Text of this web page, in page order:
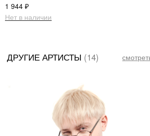
1 944 ₽
Нет в наличии